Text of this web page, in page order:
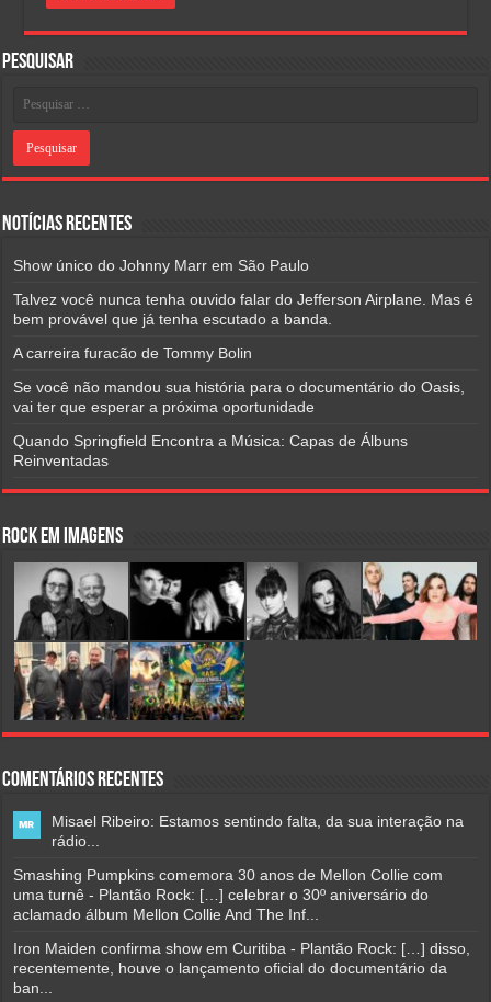
Pesquisar
Notícias Recentes
Show único do Johnny Marr em São Paulo
Talvez você nunca tenha ouvido falar do Jefferson Airplane. Mas é
bem provável que já tenha escutado a banda.
A carreira furacão de Tommy Bolin
Se você não mandou sua história para o documentário do Oasis,
vai ter que esperar a próxima oportunidade
Quando Springfield Encontra a Música: Capas de Álbuns
Reinventadas
Rock em Imagens
Comentários Recentes
Misael Ribeiro: Estamos sentindo falta, da sua interação na
rádio...
Smashing Pumpkins comemora 30 anos de Mellon Collie com
uma turnê - Plantão Rock: […] celebrar o 30º aniversário do
aclamado álbum Mellon Collie And The Inf...
Iron Maiden confirma show em Curitiba - Plantão Rock: […] disso,
recentemente, houve o lançamento oficial do documentário da
ban...